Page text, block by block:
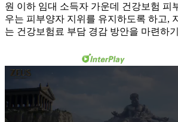
원 이하 임대 소득자 가운데 건강보험 피
우는 피부양자 지위를 유지하도록 하고,
는 건강보험료 부담 경감 방안을 마련하